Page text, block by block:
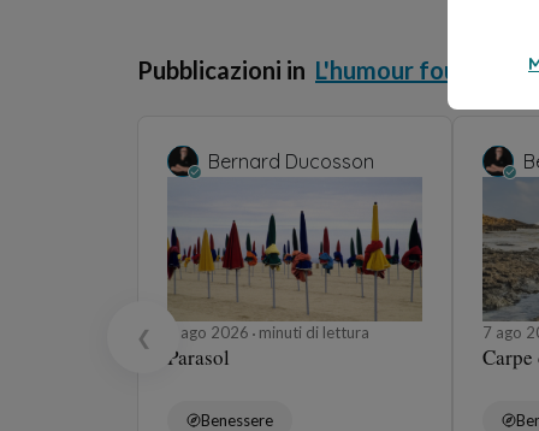
Pubblicazioni in L'humour fou
❮
Bernard Ducosson
8 ago 2026 minuti di lettura
Parasol
Benessere
7 ago